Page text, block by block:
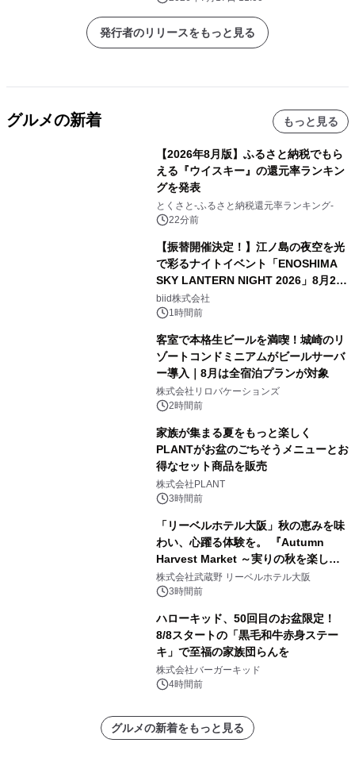
発行者のリリースをもっと見る
グルメの新着 もっと見る
【2026年8月版】ふるさと納税でもら
える『ウイスキー』の還元率ランキン
グを発表
とくさと-ふるさと納税還元率ランキング-
22分前
【振替開催決定！】江ノ島の夜空を光
で彩るナイトイベント「ENOSHIMA
SKY LANTERN NIGHT 2026」8月22
日(土)振替開催＆受付スタート！
biid株式会社
1時間前
客室で本格生ビールを満喫！城崎のリ
ゾートコンドミニアムがビールサーバ
ー導入｜8月は全宿泊プランが対象
株式会社リロバケーションズ
2時間前
家族が集まる夏をもっと楽しく
PLANTがお盆のごちそうメニューとお
得なセット商品を販売
株式会社PLANT
3時間前
「リーベルホテル大阪」秋の恵みを味
わい、心躍る体験を。 『Autumn
Harvest Market ～実りの秋を楽しむ
ディナー&スイーツビュッフェ～』を9
月18日より開催！
株式会社武蔵野 リーベルホテル大阪
3時間前
ハローキッド、50回目のお盆限定！
8/8スタートの「黒毛和牛赤身ステー
キ」で至福の家族団らんを
株式会社バーガーキッド
4時間前
グルメの新着をもっと見る